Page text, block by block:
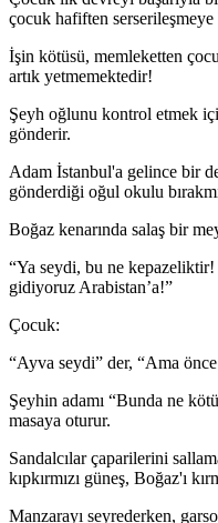
çocuk hafiften serserileşmeye
İşin kötüsü, memleketten
artık yetmemektedir!
Şeyh oğlunu kontrol etmek
gönderir.
Adam İstanbul'a gelince bir
gönderdiği oğul okulu
Boğaz kenarında salaş bir
“Ya seydi, bu ne
gidiyoruz Arabistan’a!”
Çocuk:
“Ayva seydi” der, “Ama
Şeyhin adamı “Bunda ne
masaya oturur.
Sandalcılar çaparilerini
kıpkırmızı güneş, Boğaz'ı
Manzarayı seyrederken,